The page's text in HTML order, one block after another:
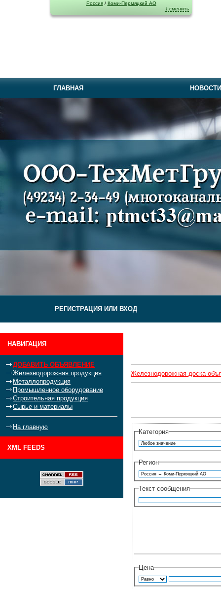
Россия/ Коми-Пермяцкий АО
↓ сменить
ГЛАВНАЯ НОВОСТИ
РЕГИСТРАЦИЯ ИЛИ ВХОД
НАВИГАЦИЯ
ДОБАВИТЬ ОБЪЯВЛЕНИЕ
Железнодорожная продукция
Металлопродукция
Промышленное оборудование
Строительная продукция
Сырье и материалы
На главную
XML FEEDS
Железнодорожная доска
Категория
Регион
Текст сообщения
Цена